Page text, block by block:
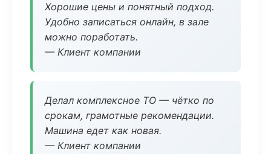
Хорошие цены и понятный подход.
Удобно записаться онлайн, в зале
можно поработать.
— Клиент компании
Делал комплексное ТО — чётко по
срокам, грамотные рекомендации.
Машина едет как новая.
— Клиент компании